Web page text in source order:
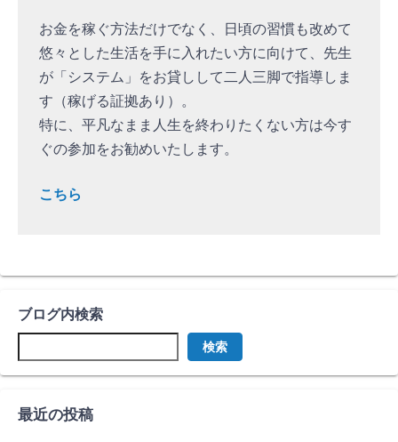
お金を稼ぐ方法だけでなく、日頃の習慣も改めて
悠々とした生活を手に入れたい方に向けて、先生
が「システム」をお貸しして二人三脚で指導しま
す（稼げる証拠あり）。
特に、平凡なまま人生を終わりたくない方は今す
ぐの参加をお勧めいたします。
こちら
ブログ内検索
検索
最近の投稿